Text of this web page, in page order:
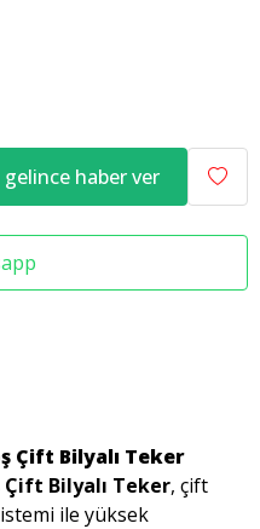
gelince haber ver
Çift Bilyalı Teker
Çift Bilyalı Teker, çift
ile yüksek